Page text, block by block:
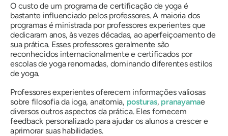
O custo de um programa de certificação de yoga é
bastante influenciado pelos professores. A maioria dos
programas é ministrada por professores experientes que
dedicaram anos, às vezes décadas, ao aperfeiçoamento de
sua prática. Esses professores geralmente são
reconhecidos internacionalmente e certificados por
escolas de yoga renomadas, dominando diferentes estilos
de yoga.
Professores experientes oferecem informações valiosas
sobre filosofia da ioga, anatomia, posturas, pranayamae
diversos outros aspectos da prática. Eles fornecem
feedback personalizado para ajudar os alunos a crescer e
aprimorar suas habilidades.